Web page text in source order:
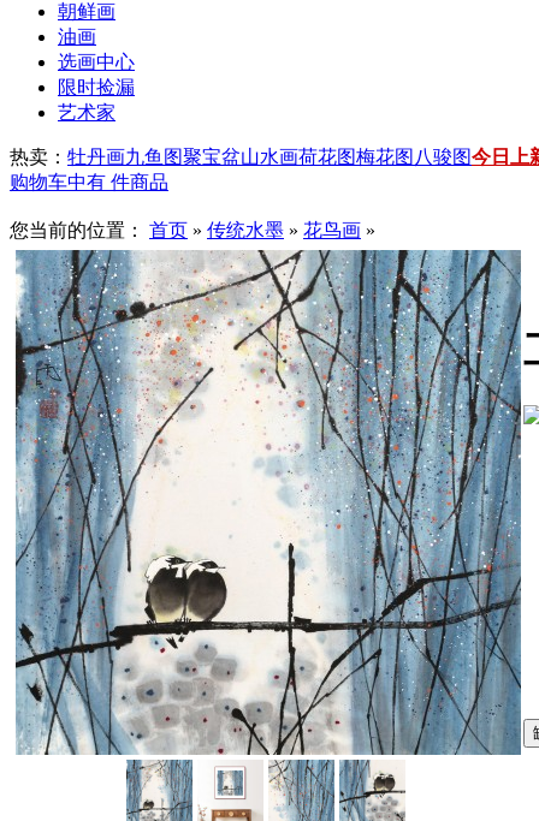
朝鲜画
油画
选画中心
限时捡漏
艺术家
热卖： 牡丹画九鱼图聚宝盆山水画荷花图梅花图 八骏图今日上
购物车中有 件商品
您当前的位置： 首页 » 传统水墨 » 花鸟画 »